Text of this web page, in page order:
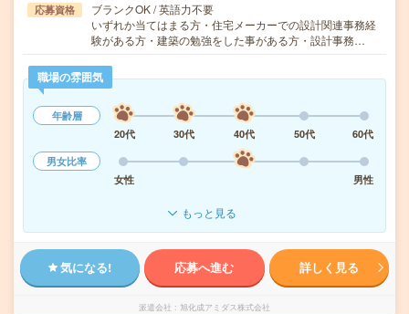
応募資格
ブランクOK / 英語力不要
いずれか当てはまる方・住宅メーカーでの設計関連事務経
験がある方・建築の勉強をした事がある方・設計事務…
職場の雰囲気
年齢層
20代
30代 40代 50代
60代
男女比率
女性
男性
もっと見る
気になる! 応募へ進む 詳しく見る
派遣会社 旭化成アミダス株式会社